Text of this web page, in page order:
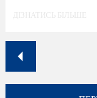
ДІЗНАТИСЬ БІЛЬШЕ